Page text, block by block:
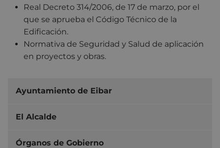
Real Decreto 314/2006, de 17 de marzo, por el
que se aprueba el Código Técnico de la
Edificación.
Normativa de Seguridad y Salud de aplicación
en proyectos y obras.
Ayuntamiento de Eibar
El Alcalde
Órganos de Gobierno